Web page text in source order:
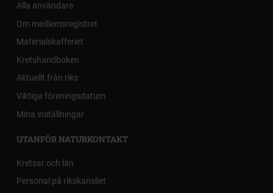
Alla användare
Om medlemsregistret
Materialskafferiet
Kretshandboken
Aktuellt från riks
Viktiga föreningsdatum
Mina inställningar
UTANFÖR NATURKONTAKT
Kretsar och län
Personal på rikskansliet